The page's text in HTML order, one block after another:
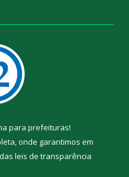
para prefeituras!
onde garantimos em
leis de transparência